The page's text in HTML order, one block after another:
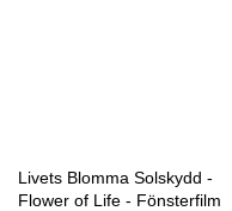
Livets Blomma Solskydd -
Flower of Life - Fönsterfilm